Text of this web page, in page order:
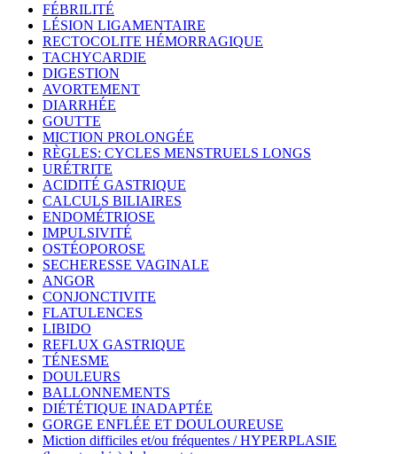
FÉBRILITÉ
LÉSION LIGAMENTAIRE
RECTOCOLITE HÉMORRAGIQUE
TACHYCARDIE
DIGESTION
AVORTEMENT
DIARRHÉE
GOUTTE
MICTION PROLONGÉE
RÈGLES: CYCLES MENSTRUELS LONGS
URÉTRITE
ACIDITÉ GASTRIQUE
CALCULS BILIAIRES
ENDOMÉTRIOSE
IMPULSIVITÉ
OSTÉOPOROSE
SECHERESSE VAGINALE
ANGOR
CONJONCTIVITE
FLATULENCES
LIBIDO
REFLUX GASTRIQUE
TÉNESME
DOULEURS
BALLONNEMENTS
DIÉTÉTIQUE INADAPTÉE
GORGE ENFLÉE ET DOULOUREUSE
Miction difficiles et/ou fréquentes / HYPERPLASIE